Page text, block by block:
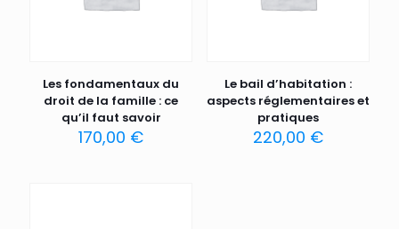
Les fondamentaux du
droit de la famille : ce
qu’il faut savoir
170,00 €
Le bail d’habitation :
aspects réglementaires et
pratiques
220,00 €